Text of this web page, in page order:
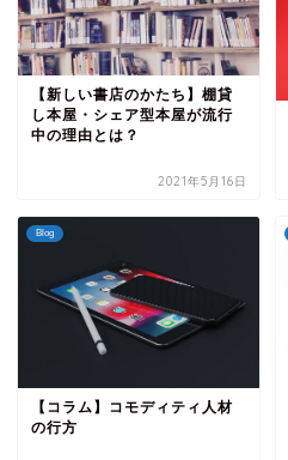
【新しい書店のかたち】棚貸
し本屋・シェア型本屋が流行
中の理由とは？
2021年5月16日
Blog
【コラム】コモディティ人材
の行方